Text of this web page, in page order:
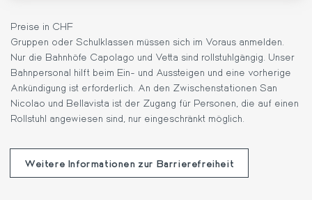
Preise in CHF
Gruppen oder Schulklassen müssen sich im Voraus anmelden.
Nur die Bahnhöfe Capolago und Vetta sind rollstuhlgängig. Unser
Bahnpersonal hilft beim Ein- und Aussteigen und eine vorherige
Ankündigung ist erforderlich. An den Zwischenstationen San
Nicolao und Bellavista ist der Zugang für Personen, die auf einen
Rollstuhl angewiesen sind, nur eingeschränkt möglich.
Weitere Informationen zur Barrierefreiheit